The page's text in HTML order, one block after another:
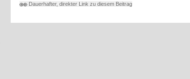
Dauerhafter, direkter Link zu diesem Beitrag